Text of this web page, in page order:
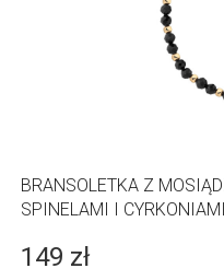
BRANSOLETKA Z
SPINELAMI I
149 zł